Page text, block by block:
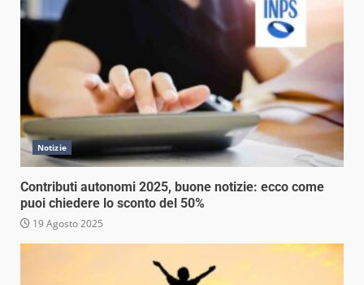
Notizie
Contributi autonomi 2025, buone notizie: ecco come
puoi chiedere lo sconto del 50%
19 Agosto 2025